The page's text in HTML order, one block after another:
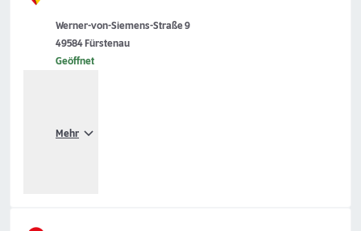
Werner-von-Siemens-Straße 9
49584 Fürstenau
Geöffnet
Mehr